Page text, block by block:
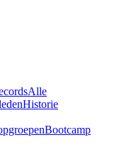
Alle
Historie
Bootcamp